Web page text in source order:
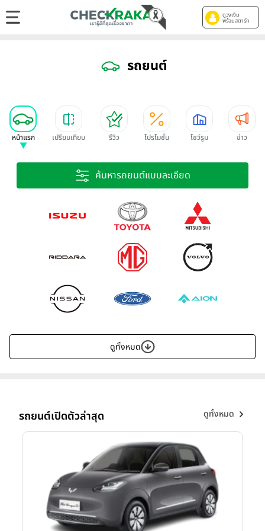
ดูวงเงิน
พร้อมสตาร์ท
รถยนต์
หน้าแรก เปรียบเทียบ รีวิว โปรโมชั่น โชว์รูม ข่าว
ค้นหารถยนต์แบบละเอียด
ดูทั้งหมด
รถยนต์เปิดตัวล่าสุด ดูทั้งหมด